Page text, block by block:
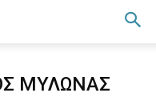
ΜΥΛΩΝΑΣ